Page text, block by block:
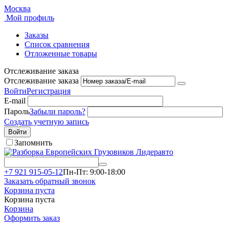
Москва
Мой профиль
Заказы
Список сравнения
Отложенные товары
Отслеживание заказа
Отслеживание заказа
ВойтиРегистрация
E-mail
ПарольЗабыли пароль?
Создать учетную запись
Войти
Запомнить
+7 921 915-05-12Пн-Пт: 9:00-18:00
Заказать обратный звонок
Корзина пуста
Корзина пуста
Корзина
Оформить заказ